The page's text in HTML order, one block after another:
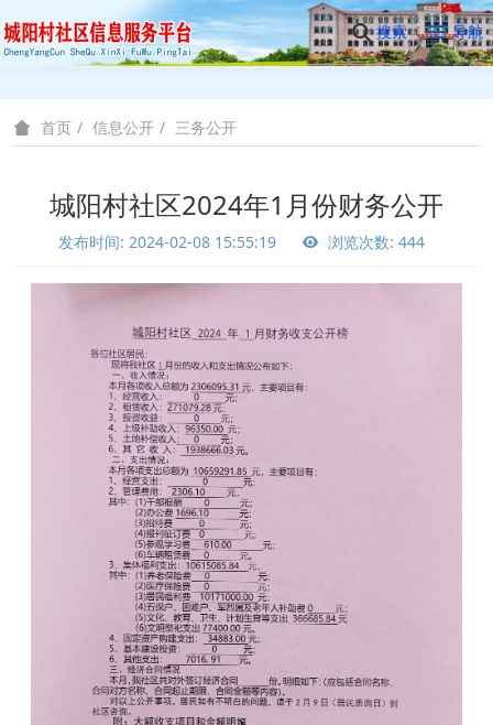
搜索 导航
首页 信息公开 三务公开
城阳村社区2024年1月份财务公开
发布时间: 2024-02-08 15:55:19 浏览次数: 444